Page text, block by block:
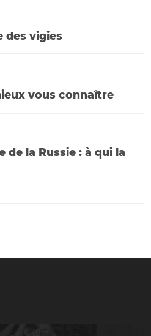
des vigies
vous connaître
la Russie : à qui la